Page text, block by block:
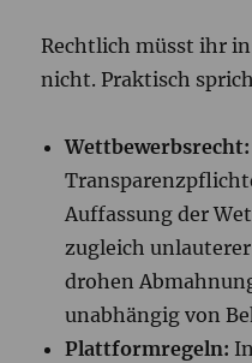
Rechtlich müsst ihr
nicht. Praktisch
Wettbewerbsrecht:
Auffassung der
zugleich
drohen
unabhängig von
Plattformregeln: